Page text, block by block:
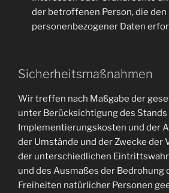
der betroffenen Person, die den
personenbezogener Daten
Sicherheitsmaßnahmen
Wir treffen nach Maßgabe der
unter Berücksichtigung des Stands
Implementierungskosten und der
der Umstände und der Zwecke der
der unterschiedlichen
und des Ausmaßes der Bedrohung
Freiheiten natürlicher Personen